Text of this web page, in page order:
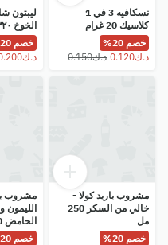
نسكافيه 3 في 1
كلاسيك 20 غرام
خصم 20%
ليبتون
الخوخ ٣٢٠ مل
خصم 20%
⁦د.ك0.200⁩
مشروب باريد كولا -
خالي من السكر 250
مل
خصم 20%
مشروب
الليمون
الحامض 250 مل
خصم 20%